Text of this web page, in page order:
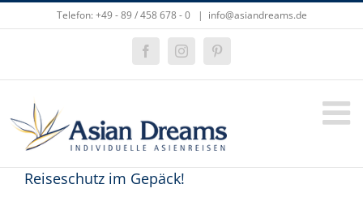
Inhalt
Telefon: +49 - 89 / 458 678 - 0 | info@asiandreams.de
FacebookInstagramPinterest
Reiseschutz im Gepäck!